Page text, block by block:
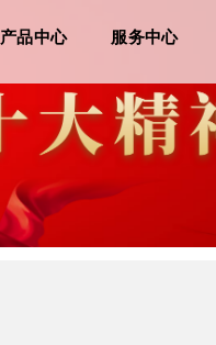
产品中心 服务中心